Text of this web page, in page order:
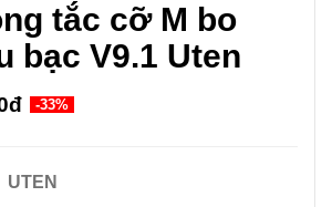
tắc cỡ M bo
bạc V9.1 Uten
-33%
UTEN